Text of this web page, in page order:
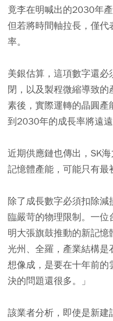
竟李在明喊出的2030年
但若將時間軸拉長，僅
率。
美銀估算，這項數字還
閉，以及製程微縮導致
素後，實際運轉的晶圓產
到2030年的成長率將遠遠
近期供應鏈也傳出，SK
記憶體產能，可能只有最
除了成長數字必須扣除
臨嚴苛的物理限制。一
明大張旗鼓推動的新記
光州、全羅，產業結構是
想像成，是要在十年前
決的問題還很多。」
該業者分析，即使是新